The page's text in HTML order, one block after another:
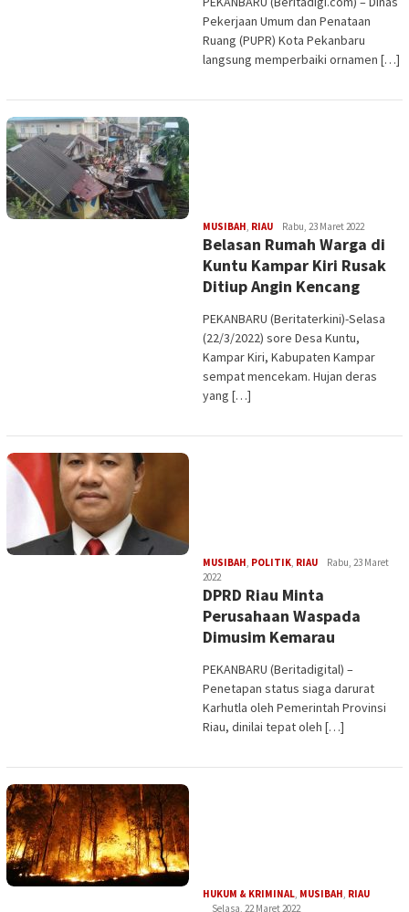
Pekerjaan Umum dan Penataan
Ruang (PUPR) Kota Pekanbaru
langsung memperbaiki ornamen […]
MUSIBAH, RIAUEdi
Gustien
Rabu, 23 Maret 2022
Belasan Rumah Warga di
Kuntu Kampar Kiri Rusak
Ditiup Angin Kencang
PEKANBARU (Beritaterkini)-Selasa
(22/3/2022) sore Desa Kuntu,
Kampar Kiri, Kabupaten Kampar
sempat mencekam. Hujan deras
yang […]
MUSIBAH, POLITIK, RIAUEdiRabu, 23 Maret
2022
DPRD Riau Minta
Perusahaan Waspada
Dimusim Kemarau
PEKANBARU (Beritadigital) –
Penetapan status siaga darurat
Karhutla oleh Pemerintah Provinsi
Riau, dinilai tepat oleh […]
HUKUM & KRIMINAL, MUSIBAH, RIAUEdi
Selasa, 22 Maret 2022